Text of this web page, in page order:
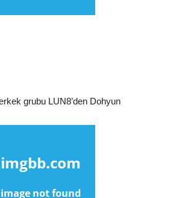
grubu LUN8’den Dohyun